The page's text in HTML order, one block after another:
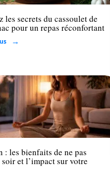
les secrets du cassoulet de
pour un repas réconfortant
: les bienfaits de ne pas
et l’impact sur votre